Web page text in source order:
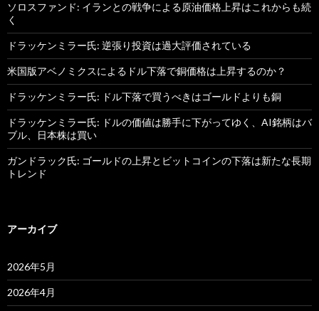
ソロスファンド: イランとの戦争による原油価格上昇はこれからも続
く
ドラッケンミラー氏: 逆張り投資は過大評価されている
米国版アベノミクスによるドル下落で銅価格は上昇するのか？
ドラッケンミラー氏: ドル下落で買うべきはゴールドよりも銅
ドラッケンミラー氏: ドルの価値は勝手に下がってゆく、AI銘柄はバ
ブル、日本株は買い
ガンドラック氏: ゴールドの上昇とビットコインの下落は新たな長期
トレンド
アーカイブ
2026年5月
2026年4月